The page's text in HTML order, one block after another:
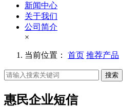
新闻中心
关于我们
公司简介
×
当前位置： 首页 推荐产品
搜索
惠民企业短信